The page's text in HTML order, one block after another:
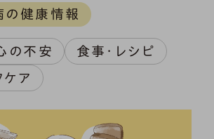
の健康情報
の不安
食事・レシピ
ア